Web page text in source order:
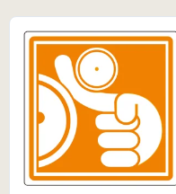
て検討しなくてはなりま
せん。